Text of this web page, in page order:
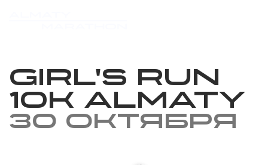
Girl's Run
10k Almaty
30 октября